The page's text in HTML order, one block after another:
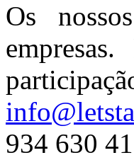
Os
934 630